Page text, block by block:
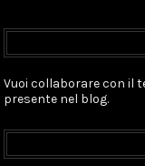
Vuoi collaborare con il
presente nel blog.